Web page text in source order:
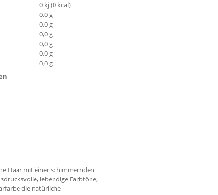
0 kj (0 kcal)
0,0 g
0,0 g
0,0 g
0,0 g
0,0 g
0,0 g
Haar mit einer schimmernden
lebendige Farbtöne,
die natürliche